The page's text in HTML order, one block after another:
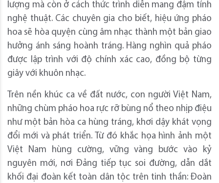
lượng mà còn ở cách thức trình diễn mang đậm tính
nghệ thuật. Các chuyên gia cho biết, hiệu ứng pháo
hoa sẽ hòa quyện cùng âm nhạc thành một bản giao
hưởng ánh sáng hoành tráng. Hàng nghìn quả pháo
được lập trình với độ chính xác cao, đồng bộ từng
giây với khuôn nhạc.
Trên nền khúc ca về đất nước, con người Việt Nam,
những chùm pháo hoa rực rỡ bùng nổ theo nhịp điệu
như một bản hòa ca hùng tráng, khơi dậy khát vọng
đổi mới và phát triển. Từ đó khắc họa hình ảnh một
Việt Nam hùng cường, vững vàng bước vào kỷ
nguyên mới, nơi Đảng tiếp tục soi đường, dẫn dắt
khối đại đoàn kết toàn dân tộc trên tinh thần: Đoàn